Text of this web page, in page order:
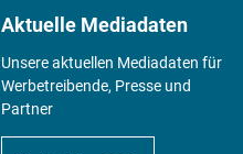
Aktuelle Mediadaten
Unsere aktuellen Mediadaten für
Werbetreibende, Presse und
Partner